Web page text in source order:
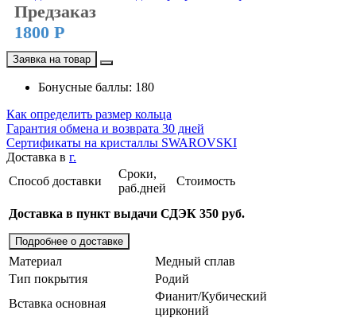
Предзаказ
1800 Р
Заявка на товар
Бонусные баллы: 180
Как определить размер кольца
Гарантия обмена и возврата 30 дней
Сертификаты на кристаллы SWAROVSKI
Доставка в г.
Способ доставки
Сроки,
раб.дней
Стоимость
Доставка в пункт выдачи СДЭК 350 руб.
Подробнее о доставке
Материал
Медный сплав
Тип покрытия
Родий
Вставка основная
Фианит/Кубический
цирконий